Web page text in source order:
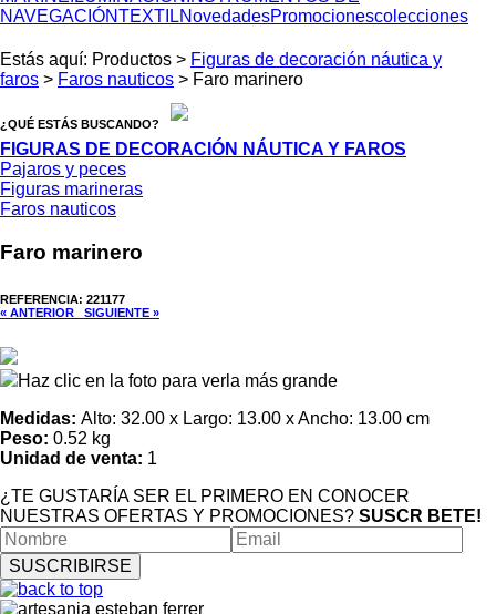
NAVEGACIÓNTEXTILNovedadesPromocionescolecciones
Estás aquí: Productos > Figuras de decoración náutica y
faros > Faros nauticos > Faro marinero
¿QUÉ ESTÁS BUSCANDO?
FIGURAS DE DECORACIÓN NÁUTICA Y FAROS
Pajaros y peces
Figuras marineras
Faros nauticos
Faro marinero
REFERENCIA: 221177
« ANTERIOR
SIGUIENTE »
Haz clic en la foto para verla más grande
Medidas: Alto: 32.00 x Largo: 13.00 x Ancho: 13.00 cm
Peso: 0.52 kg
Unidad de venta: 1
¿TE GUSTARÍA SER EL PRIMERO EN CONOCER
NUESTRAS OFERTAS Y PROMOCIONES? SUSCR BETE!